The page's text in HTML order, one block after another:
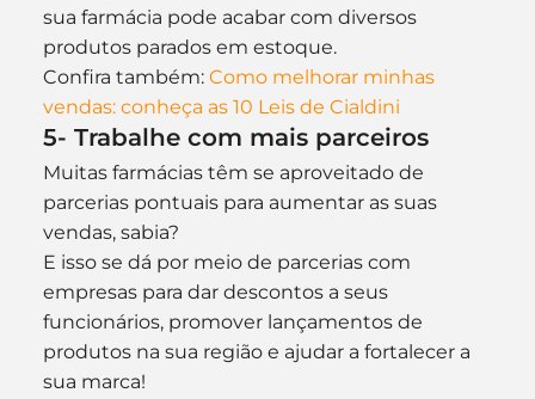
sua farmácia pode acabar com diversos
produtos parados em estoque.
Confira também: Como melhorar minhas
vendas: conheça as 10 Leis de Cialdini
5- Trabalhe com mais parceiros
Muitas farmácias têm se aproveitado de
parcerias pontuais para aumentar as suas
vendas, sabia?
E isso se dá por meio de parcerias com
empresas para dar descontos a seus
funcionários, promover lançamentos de
produtos na sua região e ajudar a fortalecer a
sua marca!